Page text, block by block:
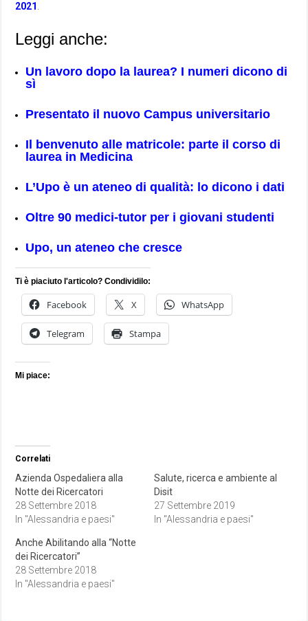
2021
Leggi anche:
Un lavoro dopo la laurea? I numeri dicono di
sì
Presentato il nuovo Campus universitario
Il benvenuto alle matricole: parte il corso di
laurea in Medicina
L’Upo è un ateneo di qualità: lo dicono i dati
Oltre 90 medici-tutor per i giovani studenti
Upo, un ateneo che cresce
Ti è piaciuto l'articolo? Condividilo:
Facebook X WhatsApp
Telegram Stampa
Mi piace:
Correlati
Azienda Ospedaliera alla
Notte dei Ricercatori
28 Settembre 2018
In "Alessandria e paesi"
Salute, ricerca e ambiente al
Disit
27 Settembre 2019
In "Alessandria e paesi"
Anche Abilitando alla “Notte
dei Ricercatori”
28 Settembre 2018
In "Alessandria e paesi"